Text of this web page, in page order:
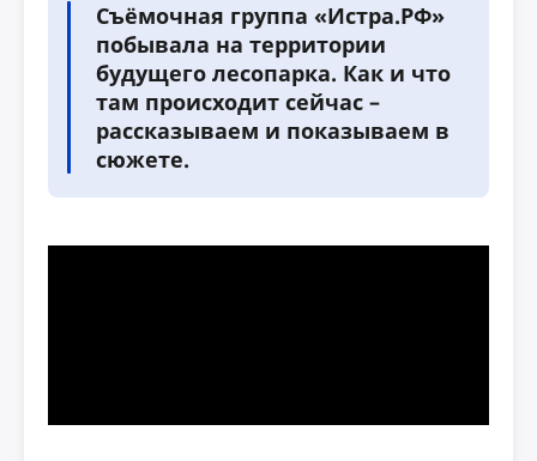
Съёмочная группа «Истра.РФ»
побывала на территории
будущего лесопарка. Как и что
там происходит сейчас –
рассказываем и показываем в
сюжете.